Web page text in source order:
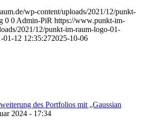
wp-content/uploads/2021/12/punkt-
0 0 Admin-PiR https://www.punkt-im-
2021/12/punkt-im-raum-logo-01-
01-12 12:35:272025-10-06
des Portfolios mit „Gaussian
2024 - 17:34